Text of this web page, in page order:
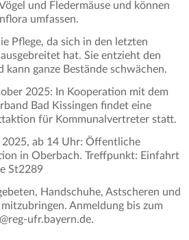
und Fledermäuse und können
umfassen.
Pflege, da sich in den letzten
hat. Sie entzieht den
kann ganze Bestände schwächen.
2025: In Kooperation mit dem
Bad Kissingen findet eine
für Kommunalvertreter statt.
2025, ab 14 Uhr: Öffentliche
in Oberbach. Treffpunkt: Einfahrt
St2289
Handschuhe, Astscheren und
Anmeldung bis zum
ufr.bayern.de.